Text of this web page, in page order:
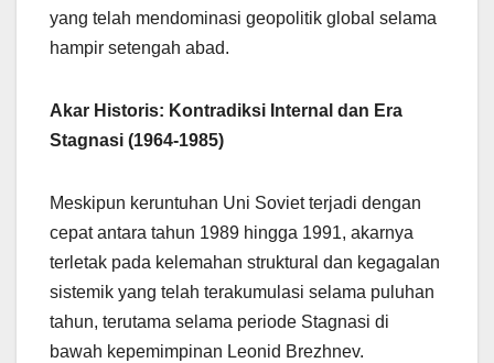
yang telah mendominasi geopolitik global selama
hampir setengah abad.
Akar Historis: Kontradiksi Internal dan Era
Stagnasi (1964-1985)
Meskipun keruntuhan Uni Soviet terjadi dengan
cepat antara tahun 1989 hingga 1991, akarnya
terletak pada kelemahan struktural dan kegagalan
sistemik yang telah terakumulasi selama puluhan
tahun, terutama selama periode Stagnasi di
bawah kepemimpinan Leonid Brezhnev.